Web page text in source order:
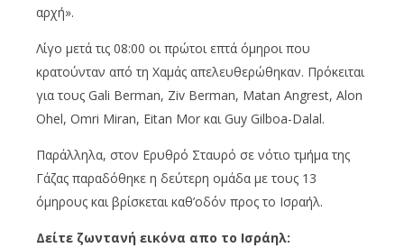
αρχή».
Λίγο μετά τις 08:00 οι πρώτοι επτά όμηροι που
κρατούνταν από τη Χαμάς απελευθερώθηκαν. Πρόκειται
για τους Gali Berman, Ziv Berman, Matan Angrest, Alon
Ohel, Omri Miran, Eitan Mor και Guy Gilboa-Dalal.
Παράλληλα, στον Ερυθρό Σταυρό σε νότιο τμήμα της
Γάζας παραδόθηκε η δεύτερη ομάδα με τους 13
όμηρους και βρίσκεται καθ’οδόν προς το Ισραήλ.
Δείτε ζωντανή εικόνα απο το Ισράηλ: